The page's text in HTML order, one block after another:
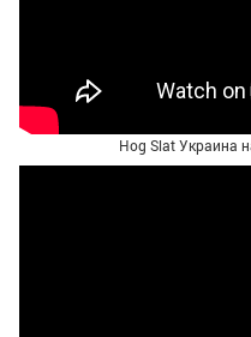
Hog Slat Украина